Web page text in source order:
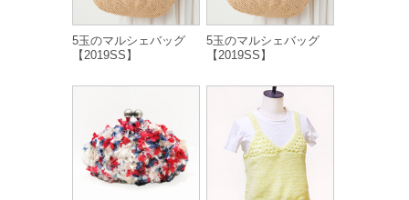
5玉のマルシェバッグ
【2019SS】
5玉のマルシェバッグ
【2019SS】